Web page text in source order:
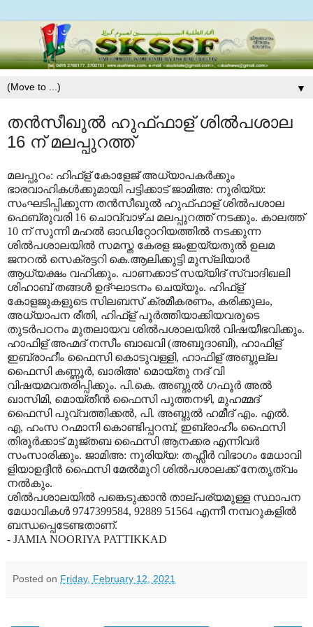
▼
തൻസീഖുൽ ഹുഫ്ഫാള് ശിൽപശാല
16 ന് മലപ്പുറത്ത്
മലപ്പുറം: ഹിഫ്ള് കോളേജ് അധ്യാപകർക്കും
ഭാരവാഹികൾക്കുമായി പട്ടിക്കാട് ജാമിഅ: നൂരിയ്യ:
സംഘടിപ്പിക്കുന്ന തൻസീഖുൽ ഹുഫ്ഫാള് ശിൽപശാല
ഫെബ്രുവരി 16 ചൊവ്വാഴ്ച മലപ്പുറത്ത് നടക്കും. കാലത്ത്
10 ന് സുന്നി മഹൽ ഓഡിറ്റോറിയത്തിൽ നടക്കുന്ന
ശിൽപശാലയിൽ സമസ്ത കേരള ജംഇയ്യതുൽ ഉലമ
ജനറൽ സെക്രട്ടറി കെ.ആലിക്കുട്ടി മുസ്ലിയാർ
ആധ്യക്ഷം വഹിക്കും. പാണക്കാട് സയ്യിദ് സ്വാദിഖലി
ശിഹാബ് തങ്ങൾ ഉദ്ഘാടനം ചെയ്യും. ഹിഫ്ള്
കോളജുകളുടെ സിലബസ് ക്രമീകരണം, കരിക്കുലം,
അധ്യാപന രീതി, ഹിഫ്ള് പൂർത്തിയാക്കിയവരുടെ
തുടർപഠനം മുതലായവ ശിൽപശാലയിൽ വിഷയീഭവിക്കും.
ഹാഫിള് അഹ്മദ് നസീം ബാഖവി (അബൂദാബി), ഹാഫിള്
ഇബ്രാഹീം ഫൈസി കൊടുവള്ളി, ഹാഫിള് അബ്ദുല്ല
ഫൈസി കണ്ണൂർ, ഖാരിഅ' മൊയ്തു നദ് വി
വിഷയമവതരിപ്പിക്കും. പി.കെ. അബ്ദുൽ ഗഫൂർ അൽ
ഖാസിമി, മൊയ്തീൻ ഫൈസി പുത്തനഴി, മുഹമ്മദ്
ഫൈസി പുവ്വത്തിക്കൽ, പി. അബ്ദുൽ ഹമീദ് എം. എൽ.
എ, ഹംസ റഹ്മാനി കൊണ്ടിപ്പറമ്പ്, ഇബ്രാഹീം ഫൈസി
തിരൂർക്കാട് മുജ്തബ ഫൈസി ആനക്കര എന്നിവർ
സംസാരിക്കും. ജാമിഅ: നൂരിയ്യ: തഫ്സീർ വിഭാഗം മേധാവി
ളിയാഉദ്ദീൻ ഫൈസി മേൽമുറി ശിൽപശാലക്ക് നേതൃത്വം
നൽകും.
ശിൽപശാലയിൽ പങ്കെടുക്കാൻ താല്പര്യമുള്ള സ്ഥാപന
മേധാവികൾ 9747399584, 92889 51564 എന്നീ നമ്പറുകളിൽ
ബന്ധപ്പെടേണ്ടതാണ്.
- JAMIA NOORIYA PATTIKKAD
Posted on Friday, February 12, 2021